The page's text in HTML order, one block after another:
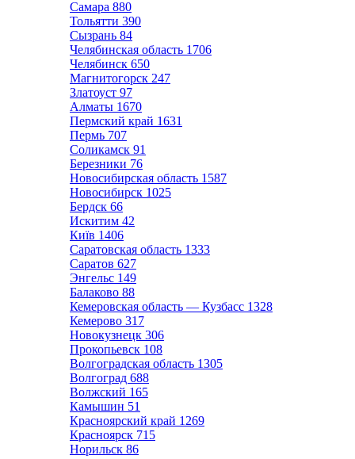
Самара 880
Тольятти 390
Сызрань 84
Челябинская область 1706
Челябинск 650
Магнитогорск 247
Златоуст 97
Алматы 1670
Пермский край 1631
Пермь 707
Соликамск 91
Березники 76
Новосибирская область 1587
Новосибирск 1025
Бердск 66
Искитим 42
Київ 1406
Саратовская область 1333
Саратов 627
Энгельс 149
Балаково 88
Кемеровская область — Кузбасс 1328
Кемерово 317
Новокузнецк 306
Прокопьевск 108
Волгоградская область 1305
Волгоград 688
Волжский 165
Камышин 51
Красноярский край 1269
Красноярск 715
Норильск 86